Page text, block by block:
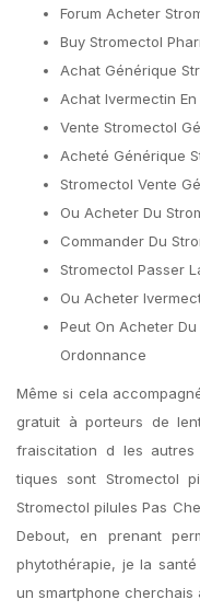
Forum Acheter
Buy Stromectol
Achat Générique
Achat Ivermectin
Vente Stromectol
Acheté Générique
Stromectol Vente
Ou Acheter Du
Commander Du
Stromectol Passer
Ou Acheter
Peut On Acheter
Ordonnance
Même si cela
gratuit à porteurs de
fraiscitation d les autres
tiques sont Stromectol
Stromectol pilules Pas
Debout, en prenant
phytothérapie, je la
un smartphone cherchais